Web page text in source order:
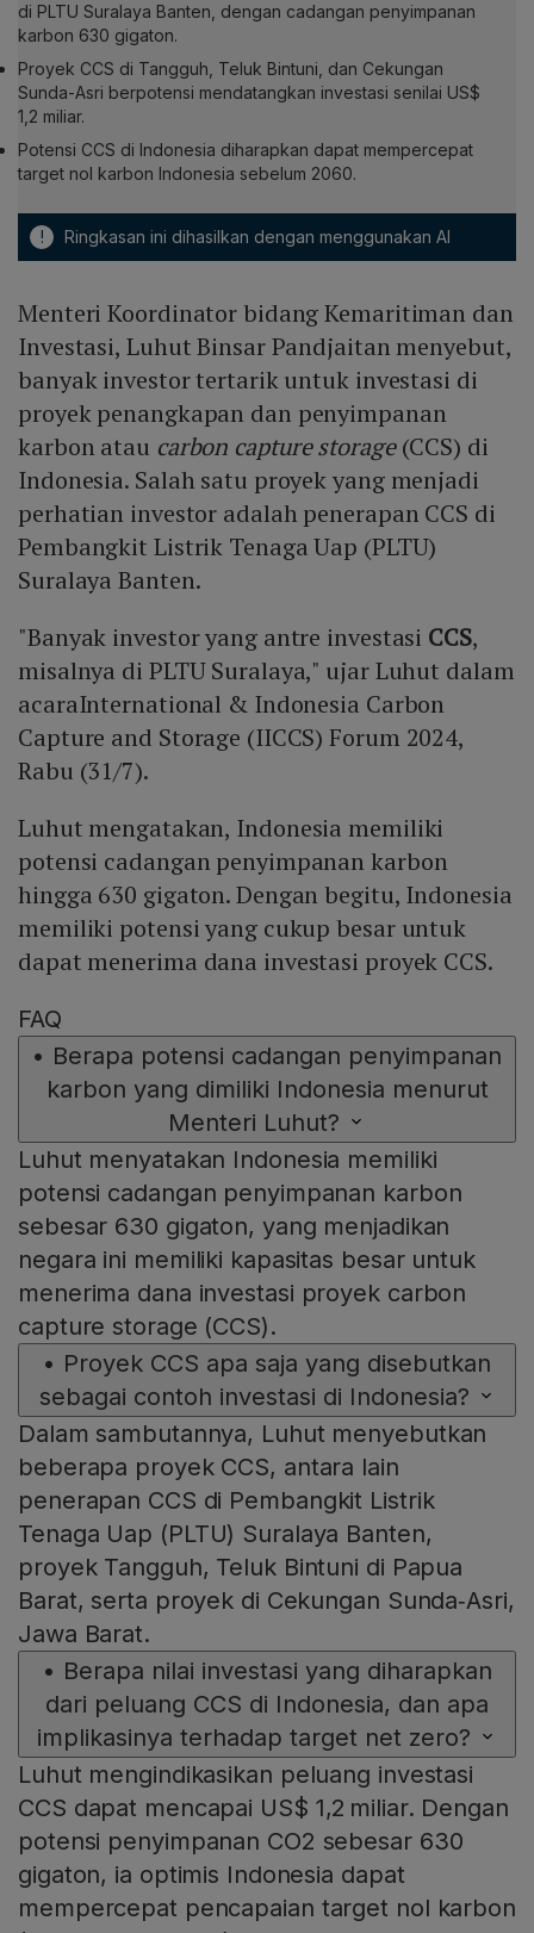
di PLTU Suralaya Banten, dengan cadangan penyimpanan
karbon 630 gigaton.
Proyek CCS di Tangguh, Teluk Bintuni, dan Cekungan
Sunda-Asri berpotensi mendatangkan investasi senilai US$
1,2 miliar.
Potensi CCS di Indonesia diharapkan dapat mempercepat
target nol karbon Indonesia sebelum 2060.
! Ringkasan ini dihasilkan dengan menggunakan AI
Menteri Koordinator bidang Kemaritiman dan
Investasi, Luhut Binsar Pandjaitan menyebut,
banyak investor tertarik untuk investasi di
proyek penangkapan dan penyimpanan
karbon atau carbon capture storage(CCS) di
Indonesia. Salah satu proyek yang menjadi
perhatian investor adalah penerapan CCS di
Pembangkit Listrik Tenaga Uap (PLTU)
Suralaya Banten.
"Banyak investor yang antre investasi CCS,
misalnya di PLTU Suralaya," ujar Luhut dalam
acaraInternational & Indonesia Carbon
Capture and Storage (IICCS) Forum 2024,
Rabu (31/7).
Luhut mengatakan, Indonesia memiliki
potensi cadangan penyimpanan karbon
hingga 630 gigaton. Dengan begitu, Indonesia
memiliki potensi yang cukup besar untuk
dapat menerima dana investasi proyek CCS.
FAQ
• Berapa potensi cadangan penyimpanan
karbon yang dimiliki Indonesia menurut
Menteri Luhut?
Luhut menyatakan Indonesia memiliki
potensi cadangan penyimpanan karbon
sebesar 630 gigaton, yang menjadikan
negara ini memiliki kapasitas besar untuk
menerima dana investasi proyek carbon
capture storage (CCS).
• Proyek CCS apa saja yang disebutkan
sebagai contoh investasi di Indonesia?
Dalam sambutannya, Luhut menyebutkan
beberapa proyek CCS, antara lain
penerapan CCS di Pembangkit Listrik
Tenaga Uap (PLTU) Suralaya Banten,
proyek Tangguh, Teluk Bintuni di Papua
Barat, serta proyek di Cekungan Sunda‑Asri,
Jawa Barat.
• Berapa nilai investasi yang diharapkan
dari peluang CCS di Indonesia, dan apa
implikasinya terhadap target net zero?
Luhut mengindikasikan peluang investasi
CCS dapat mencapai US$ 1,2 miliar. Dengan
potensi penyimpanan CO2 sebesar 630
gigaton, ia optimis Indonesia dapat
mempercepat pencapaian target nol karbon